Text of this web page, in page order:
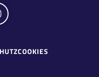
COOKIES